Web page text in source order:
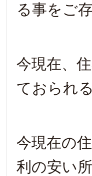
る事をご
今現在、
ておられ
今現在の
利の安い